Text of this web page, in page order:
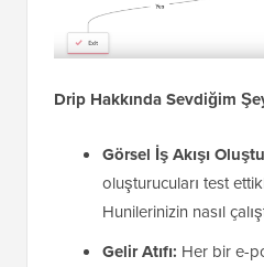
Drip Hakkında Sevdiğim
Görsel İş Akışı
oluşturucuları test
Hunilerinizin nasıl
Gelir Atıfı: Her bir e-